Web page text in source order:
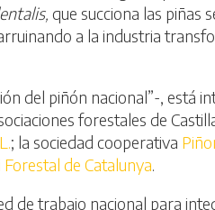
que succiona las piñas
a la industria
del piñón nacional”-, está
forestales de
; la sociedad cooperativa
de Catalunya
de trabajo nacional para